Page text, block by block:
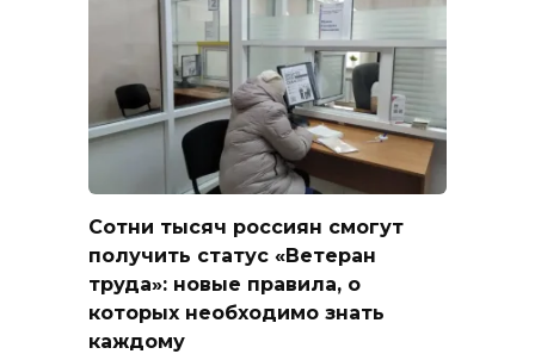
Сотни тысяч россиян смогут
получить статус «Ветеран
труда»: новые правила, о
которых необходимо знать
каждому